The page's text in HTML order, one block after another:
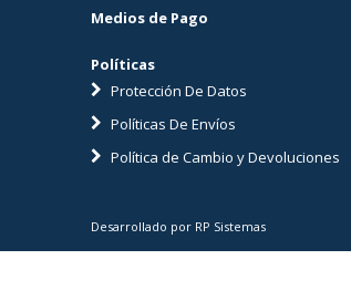
Medios de Pago
Políticas
Protección De Datos
Políticas De Envíos
Política de Cambio y Devoluciones
Desarrollado por RP Sistemas